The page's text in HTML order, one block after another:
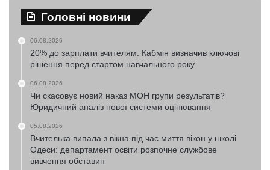
Головні новини
06.08.2026
20% до зарплати вчителям: Кабмін визначив ключові
рішення перед стартом навчального року
06.08.2026
Чи скасовує новий наказ МОН групи результатів?
Юридичний аналіз нової системи оцінювання
05.08.2026
Вчителька випала з вікна під час миття вікон у школі
Одеси: департамент освіти розпочне службове
вивчення обставин